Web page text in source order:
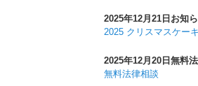
2025年12月21日 お知
2025 クリスマスケー
2025年12月20日無料
無料法律相談